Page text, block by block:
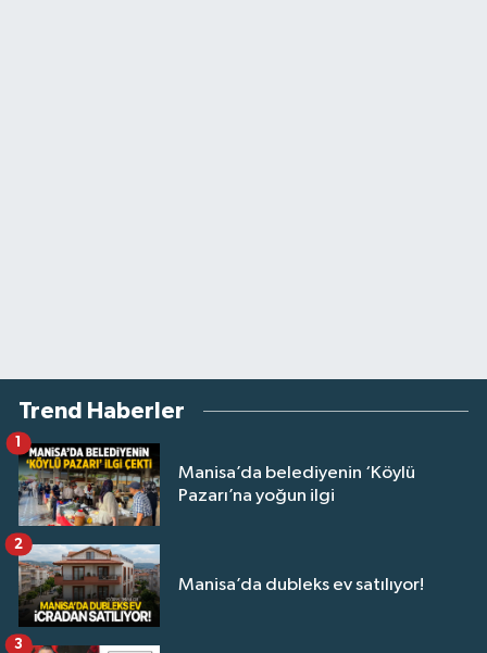
Trend Haberler
Manisa’da belediyenin ‘Köylü
Pazarı’na yoğun ilgi
1
Manisa’da dubleks ev satılıyor!
2
3